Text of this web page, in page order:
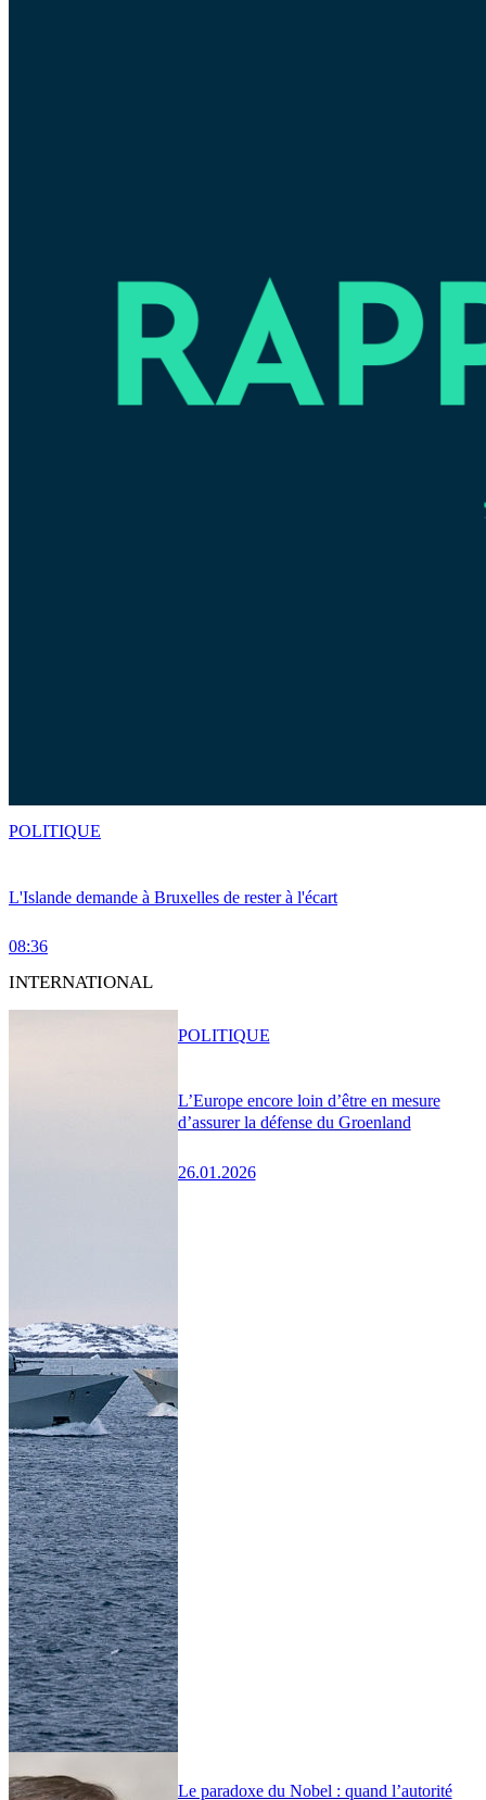
L'Islande demande à Bruxelles de rester à l'écart
08:36
POLITIQUE
INTERNATIONAL
L’Europe encore loin d’être en mesure
d’assurer la défense du Groenland
26.01.2026
POLITIQUE
Le paradoxe du Nobel : quand l’autorité